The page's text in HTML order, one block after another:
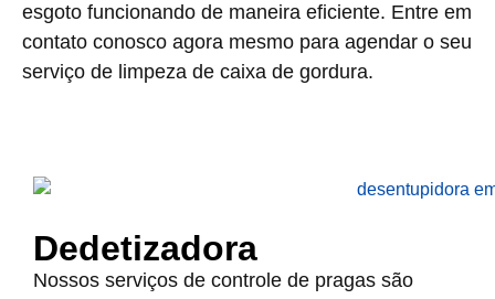
esgoto funcionando de maneira eficiente. Entre em
contato conosco agora mesmo para agendar o seu
serviço de limpeza de caixa de gordura.
Dedetizadora
Nossos serviços de controle de pragas são